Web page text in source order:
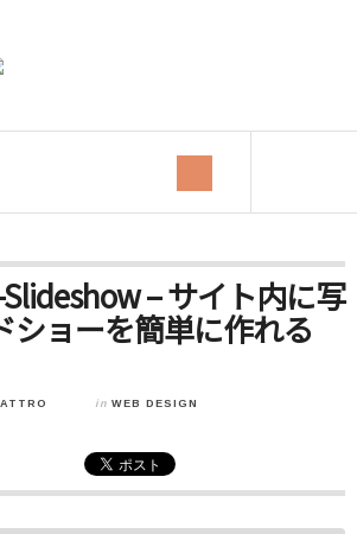
Slideshow – サイト内に写
ショーを簡単に作れる
in WEB DESIGN